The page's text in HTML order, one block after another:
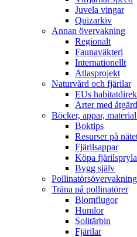
Juvela vingar
Quizarkiv
Annan övervakning
Regionalt
Faunaväkteri
Internationellt
Atlasprojekt
Naturvård och fjärilar
EUs
Arter med
Böcker, appar,
Boktips
Resurser på
Fjärilsappar
Köpa
Bygg själv
Pollinatörsövervakning
Träna på pollinatörer
Blomflugor
Humlor
Solitärbin
Fjärilar